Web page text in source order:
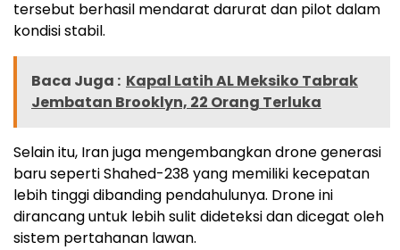
tersebut berhasil mendarat darurat dan pilot dalam
kondisi stabil.
Baca Juga : Kapal Latih AL Meksiko Tabrak
Jembatan Brooklyn, 22 Orang Terluka
Selain itu, Iran juga mengembangkan drone generasi
baru seperti Shahed-238 yang memiliki kecepatan
lebih tinggi dibanding pendahulunya. Drone ini
dirancang untuk lebih sulit dideteksi dan dicegat oleh
sistem pertahanan lawan.